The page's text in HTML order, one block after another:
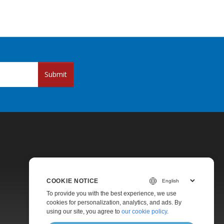
Submit
Pricing
Paid Support
COOKIE NOTICE
To provide you with the best experience, we use
cookies for personalization, analytics, and ads. By
using our site, you agree to our cookie policy.